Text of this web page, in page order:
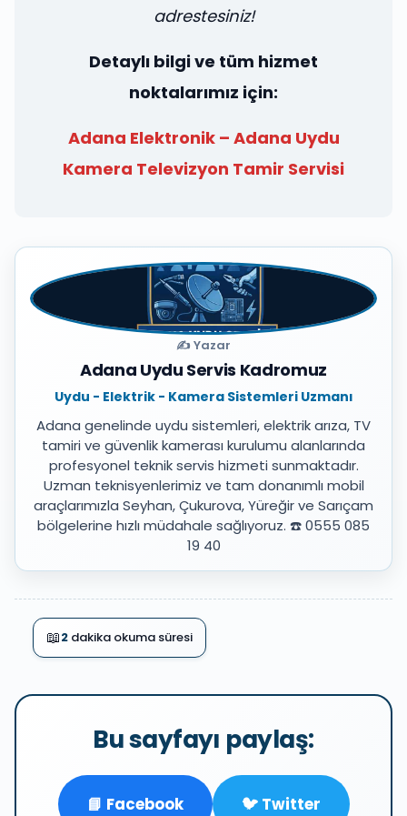
adrestesiniz!
Detaylı bilgi ve tüm hizmet
noktalarımız için:
Adana Elektronik – Adana Uydu
Kamera Televizyon Tamir Servisi
✍️ Yazar
Adana Uydu Servis Kadromuz
Uydu - Elektrik - Kamera Sistemleri Uzmanı
Adana genelinde uydu sistemleri, elektrik arıza, TV
tamiri ve güvenlik kamerası kurulumu alanlarında
profesyonel teknik servis hizmeti sunmaktadır.
Uzman teknisyenlerimiz ve tam donanımlı mobil
araçlarımızla Seyhan, Çukurova, Yüreğir ve Sarıçam
bölgelerine hızlı müdahale sağlıyoruz. ☎️ 0555 085
19 40
📖2 dakika okuma süresi
Bu sayfayı paylaş:
📘 Facebook 🐦 Twitter